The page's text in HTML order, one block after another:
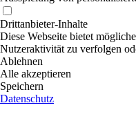
Drittanbieter-Inhalte
Diese Webseite bietet
Nutzeraktivität zu verfolgen
Ablehnen
Alle akzeptieren
Speichern
Datenschutz